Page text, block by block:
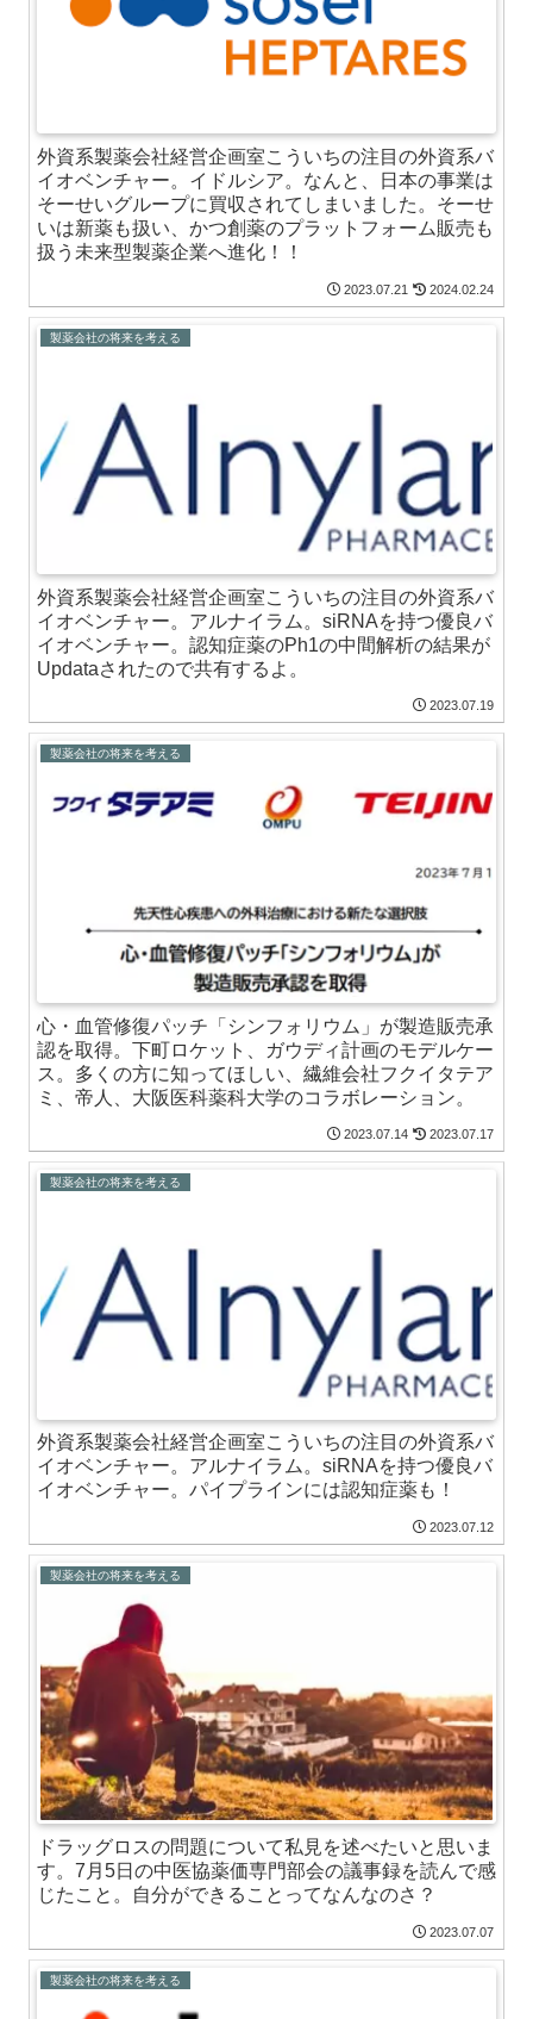
外資系製薬会社経営企画室こういちの注目の外資系バ
イオベンチャー。イドルシア。なんと、日本の事業は
そーせいグループに買収されてしまいました。そーせ
いは新薬も扱い、かつ創薬のプラットフォーム販売も
扱う未来型製薬企業へ進化！！
2023.07.21 2024.02.24
製薬会社の将来を考える
外資系製薬会社経営企画室こういちの注目の外資系バ
イオベンチャー。アルナイラム。siRNAを持つ優良バ
イオベンチャー。認知症薬のPh1の中間解析の結果が
Updataされたので共有するよ。
2023.07.19
製薬会社の将来を考える
心・血管修復パッチ「シンフォリウム」が製造販売承
認を取得。下町ロケット、ガウディ計画のモデルケー
ス。多くの方に知ってほしい、繊維会社フクイタテア
ミ、帝人、大阪医科薬科大学のコラボレーション。
2023.07.14 2023.07.17
製薬会社の将来を考える
外資系製薬会社経営企画室こういちの注目の外資系バ
イオベンチャー。アルナイラム。siRNAを持つ優良バ
イオベンチャー。パイプラインには認知症薬も！
2023.07.12
製薬会社の将来を考える
ドラッグロスの問題について私見を述べたいと思いま
す。7月5日の中医協薬価専門部会の議事録を読んで感
じたこと。自分ができることってなんなのさ？
2023.07.07
製薬会社の将来を考える